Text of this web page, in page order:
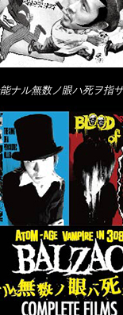
ナル無数ノ眼ハ死ヲ指